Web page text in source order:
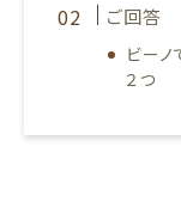
ご回答
ビー
２つ